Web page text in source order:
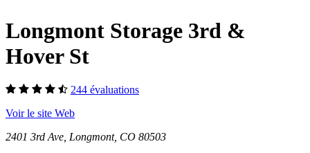
Longmont Storage 3rd &
Hover St
244 évaluations
Voir le site Web
2401 3rd Ave, Longmont, CO 80503